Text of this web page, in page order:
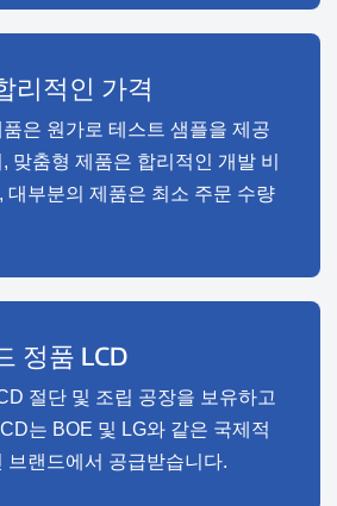
리적인 가격
은 원가로 테스트 샘플을 제공
맞춤형 제품은 합리적인 개발 비
대부분의 제품은 최소 주문 수량
정품 LCD
절단 및 조립 공장을 보유하고
는 BOE 및 LG와 같은 국제적
브랜드에서 공급받습니다.